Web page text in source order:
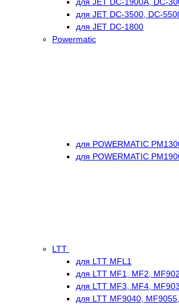
для JET DC-3500, DC-
для JET DC-1800
Powermatic
для POWERMATIC
для POWERMATIC
LTT
для LTT MFL1
для LTT MF1, MF2,
для LTT MF3, MF4,
для LTT MF9040,